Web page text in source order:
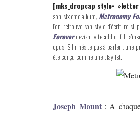
[mks_dropcap style=
son sixième album, Metronomy
l’on retrouve son style d’écriture si
Foreverdevient vite addictif. Il
opus. S’il n’hésite pas à parler
été conçu comme une playlist.
Joseph Mount: A chaque